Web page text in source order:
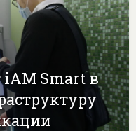
iAM Smart в